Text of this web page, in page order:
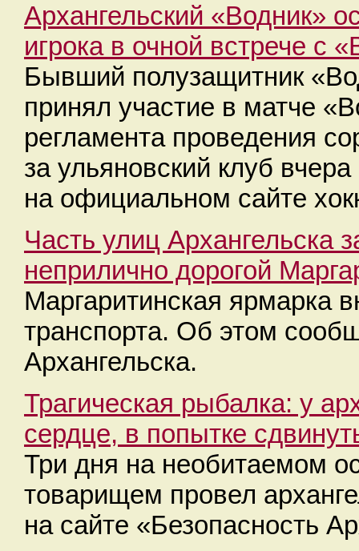
Архангельский «Водник»
игрока в очной встрече с
Бывший полузащитник
принял участие в матче
регламента проведения
за ульяновский клуб
на официальном сайте
Часть улиц Архангельска
неприлично дорогой
Маргаритинская ярмарка
транспорта. Об этом
Архангельска.
Трагическая рыбалка: у
сердце, в попытке
Три дня на необитаемом
товарищем провел
на сайте «Безопасность